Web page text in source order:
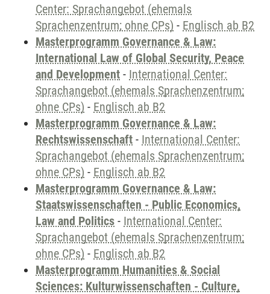
Center: Sprachangebot (ehemals
Sprachenzentrum; ohne CPs) - Englisch ab B2
Masterprogramm Governance & Law:
International Law of Global Security, Peace
and Development - International Center:
Sprachangebot (ehemals Sprachenzentrum;
ohne CPs) - Englisch ab B2
Masterprogramm Governance & Law:
Rechtswissenschaft - International Center:
Sprachangebot (ehemals Sprachenzentrum;
ohne CPs) - Englisch ab B2
Masterprogramm Governance & Law:
Staatswissenschaften - Public Economics,
Law and Politics - International Center:
Sprachangebot (ehemals Sprachenzentrum;
ohne CPs) - Englisch ab B2
Masterprogramm Humanities & Social
Sciences: Kulturwissenschaften - Culture,